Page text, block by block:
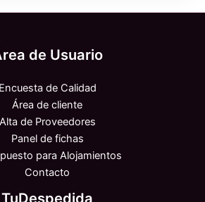
de Usuario
Encuesta de Calidad
Área de cliente
Alta de Proveedores
Panel de fichas
para Alojamientos
Contacto